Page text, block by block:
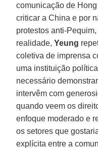
comunicação de
criticar a China e por
protestos anti-
realidade,Yeung
coletiva de imprensa
uma instituição
necessário
intervêm com
quando veem os
enfoque moderado e
os setores que
explícita entre a